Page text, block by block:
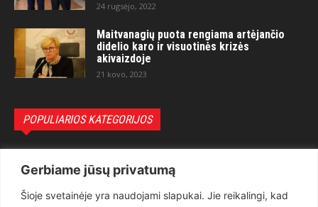
Gerbiame jūsų privatumą
Šioje svetainėje yra naudojami slapukai. Jie reikalingi, kad
24 rugsėjo, 2022
Maitvanagių puota rengiama artėjančio
didelio karo ir visuotinės krizės
akivaizdoje
21 kovo, 2023
POPULIARIOS KATEGORIJOS
Teisėsauga
1497